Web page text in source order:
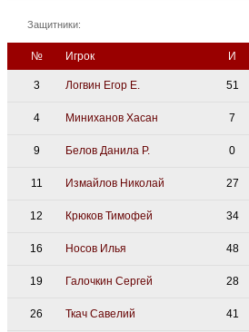
Амурские Тигры
Красная Машина-Юниор
Крылья Советов
МХК Динамо-Карелия
МХК Спартак-МАХ
Защитники:
№ Игрок И
3 Логвин Егор Е. 51
4 Миниханов Хасан 7
9 Белов Данила Р. 0
11 Измайлов Николай 27
12 Крюков Тимофей 34
16 Носов Илья 48
19 Галочкин Сергей 28
26 Ткач Савелий 41